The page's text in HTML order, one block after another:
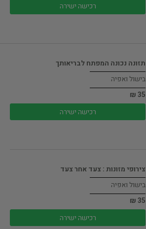
רכישה ישירה
תזונה נכונה המפתח לבריאותך
בישול ואפיה
35 ₪
רכישה ישירה
צירופי מזונות : צעד אחר צעד
בישול ואפיה
35 ₪
רכישה ישירה